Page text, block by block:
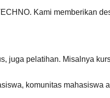
Kami memberikan
pelatihan. Misalnya
komunitas mahasiswa